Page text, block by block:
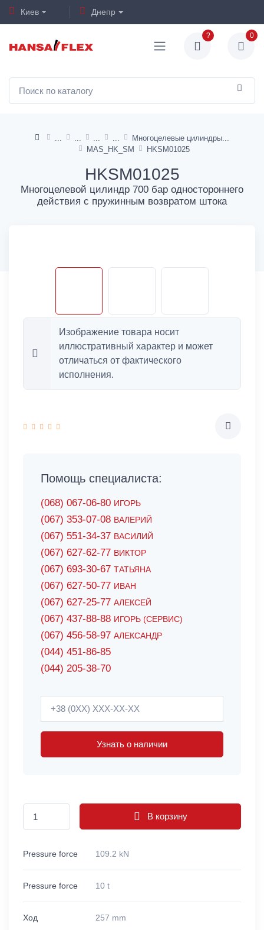
Киев Днепр
? 0
Многоцелевые цилиндры
MAS_HK_SM
HKSM01025
HKSM01025
Многоцелевой цилиндр 700 бар одностороннего
действия с пружинным возвратом штока
Изображение товара носит
иллюстративный характер и может
отличаться от фактического
исполнения.
Помощь специалиста:
(068) 067-06-80 ИГОРЬ
(067) 353-07-08 ВАЛЕРИЙ
(067) 551-34-37 ВАСИЛИЙ
(067) 627-62-77 ВИКТОР
(067) 693-30-67 ТАТЬЯНА
(067) 627-50-77 ИВАН
(067) 627-25-77 АЛЕКСЕЙ
(067) 437-88-88 ИГОРЬ (СЕРВИС)
(067) 456-58-97 АЛЕКСАНДР
(044) 451-86-85
(044) 205-38-70
Узнать о наличии
В корзину
Pressure force 109.2 kN
Pressure force 10 t
Ход 257 mm